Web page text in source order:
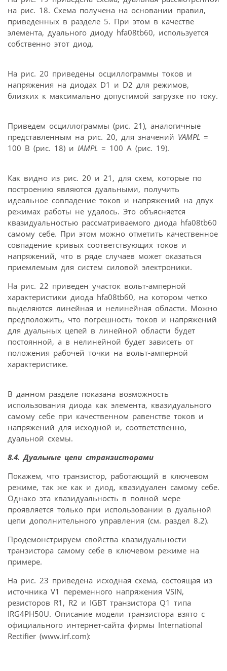
на рис. 18. Схема получена на основании правил,
приведенных в разделе 5. При этом в качестве
элемента, дуального диоду hfa08tb60, используется
собственно этот диод.
На рис. 20 приведены осциллограммы токов и
напряжения на диодах D1 и D2 для режимов,
близких к максимально допустимой загрузке по току.
Приведем осциллограммы (рис. 21), аналогичные
представленным на рис. 20, для значений VAMPL =
100 В (рис. 18) и IAMPL = 100 А (рис. 19).
Как видно из рис. 20 и 21, для схем, которые по
построению являются дуальными, получить
идеальное совпадение токов и напряжений на двух
режимах работы не удалось. Это объясняется
квазидуальностью рассматриваемого диода hfa08tb60
самому себе. При этом можно отметить качественное
совпадение кривых соответствующих токов и
напряжений, что в ряде случаев может оказаться
приемлемым для систем силовой электроники.
На рис. 22 приведен участок вольт-амперной
характеристики диода hfa08tb60, на котором четко
выделяются линейная и нелинейная области. Можно
предположить, что погрешность токов и напряжений
для дуальных цепей в линейной области будет
постоянной, а в нелинейной будет зависеть от
положения рабочей точки на вольт-амперной
характеристике.
В данном разделе показана возможность
использования диода как элемента, квазидуального
самому себе при качественном равенстве токов и
напряжений для исходной и, соответственно,
дуальной схемы.
8.4. Дуальные цепи странзисторами
Покажем, что транзистор, работающий в ключевом
режиме, так же как и диод, квазидуален самому себе.
Однако эта квазидуальность в полной мере
проявляется только при использовании в дуальной
цепи дополнительного управления (см. раздел 8.2).
Продемонстрируем свойства квазидуальности
транзистора самому себе в ключевом режиме на
примере.
На рис. 23 приведена исходная схема, состоящая из
источника V1 переменного напряжения VSIN,
резисторов R1, R2 и IGBT транзистора Q1 типа
IRG4PH50U. Описание модели транзистора взято с
официального интернет-сайта фирмы International
Rectifier (www.irf.com):